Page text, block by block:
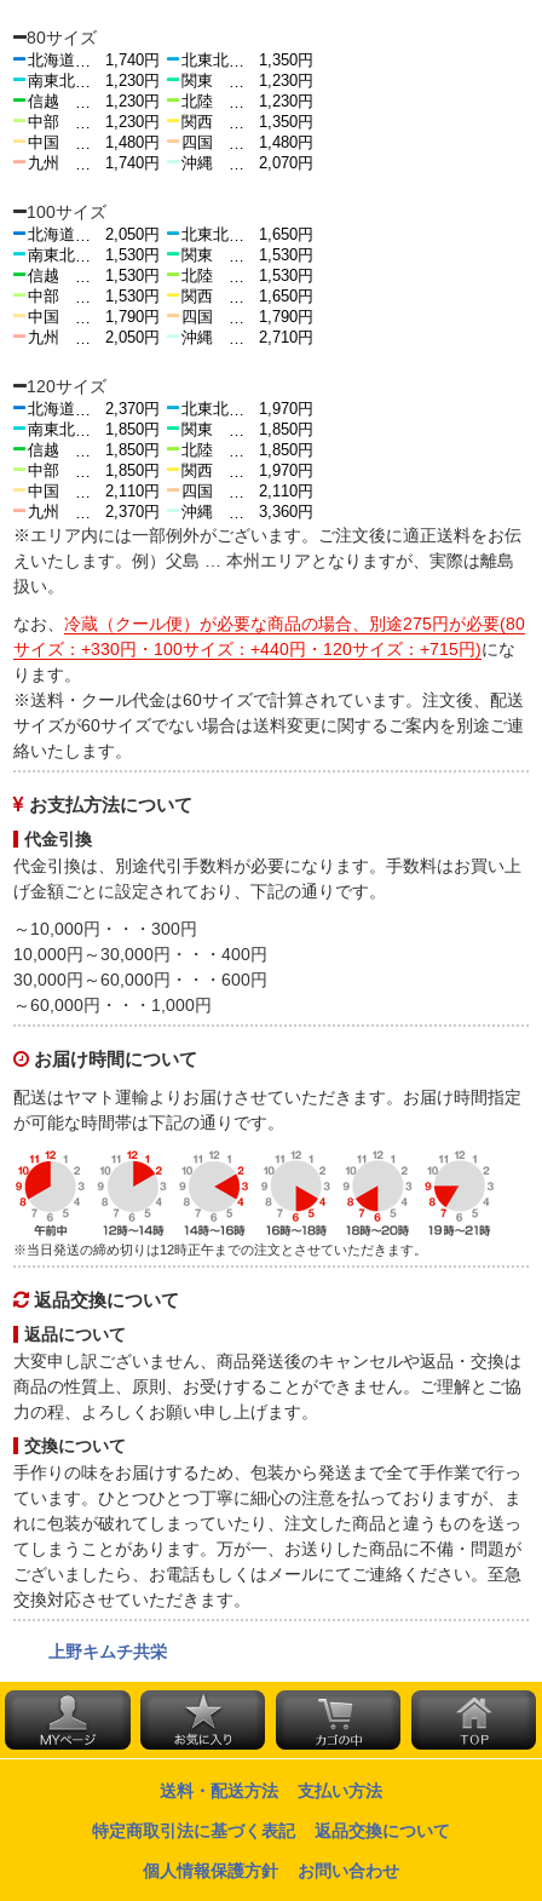
80サイズ
北海道… 1,740円 北東北…
1,350円
南東北… 1,230円 関東 …
1,230円
信越
… 1,230円 北陸 …
1,230円
中部
… 1,230円 関西 …
1,350円
中国
… 1,480円 四国 …
1,480円
九州
… 1,740円 沖縄 … 2,070円
100サイズ
北海道… 2,050円 北東北…
1,650円
南東北… 1,530円 関東 …
1,530円
信越
… 1,530円 北陸 …
1,530円
中部
… 1,530円 関西 …
1,650円
中国
… 1,790円 四国 …
1,790円
九州
… 2,050円 沖縄 … 2,710円
120サイズ
北海道… 2,370円 北東北…
1,970円
南東北… 1,850円 関東 …
1,850円
信越
… 1,850円 北陸 …
1,850円
中部
… 1,850円 関西 …
1,970円
中国
… 2,110円 四国 …
2,110円
九州
… 2,370円 沖縄 … 3,360円
※エリア内には一部例外がございます。ご注文後に適正送料をお伝
えいたします。例）父島 … 本州エリアとなりますが、実際は離島
扱い。
なお、冷蔵（クール便）が必要な商品の場合、別途275円が必要(80
サイズ：+330円・100サイズ：+440円・120サイズ：+715円)にな
ります。
※送料・クール代金は60サイズで計算されています。注文後、配送
サイズが60サイズでない場合は送料変更に関するご案内を別途ご連
絡いたします。
お支払方法について
代金引換
代金引換は、別途代引手数料が必要になります。手数料はお買い上
げ金額ごとに設定されており、下記の通りです。
～10,000円・・・300円
10,000円～30,000円・・・400円
30,000円～60,000円・・・600円
～60,000円・・・1,000円
お届け時間について
配送はヤマト運輸よりお届けさせていただきます。お届け時間指定
が可能な時間帯は下記の通りです。
※当日発送の締め切りは12時正午までの注文とさせていただきます。
返品交換について
返品について
大変申し訳ございません、商品発送後のキャンセルや返品・交換は
商品の性質上、原則、お受けすることができません。ご理解とご協
力の程、よろしくお願い申し上げます。
交換について
手作りの味をお届けするため、包装から発送まで全て手作業で行っ
ています。ひとつひとつ丁寧に細心の注意を払っておりますが、ま
れに包装が破れてしまっていたり、注文した商品と違うものを送っ
てしまうことがあります。万が一、お送りした商品に不備・問題が
ございましたら、お電話もしくはメールにてご連絡ください。至急
交換対応させていただきます。
上野キムチ共栄
送料・配送方法 支払い方法
特定商取引法に基づく表記 返品交換について
個人情報保護方針 お問い合わせ